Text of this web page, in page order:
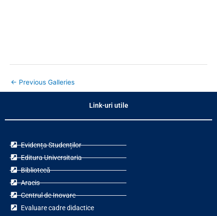
← Previous Galleries
Link-uri utile
Evidența Studenților
Editura Universitaria
Bibliotecă
Aracis
Centrul de Inovare
Evaluare cadre didactice